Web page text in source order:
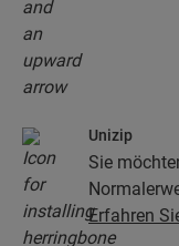
Unizip
Sie
Arten von
Erfahren